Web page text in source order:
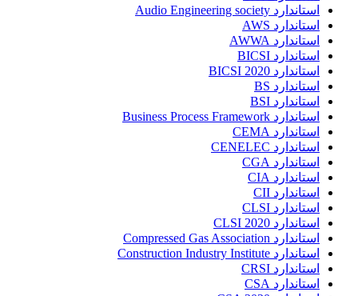
استاندارد Audio Engineering society
استاندارد AWS
استاندارد AWWA
استاندارد BICSI
استاندارد BICSI 2020
استاندارد BS
استاندارد BSI
استاندارد Business Process Framework
استاندارد CEMA
استاندارد CENELEC
استاندارد CGA
استاندارد CIA
استاندارد CII
استاندارد CLSI
استاندارد CLSI 2020
استاندارد Compressed Gas Association
استاندارد Construction Industry Institute
استاندارد CRSI
استاندارد CSA